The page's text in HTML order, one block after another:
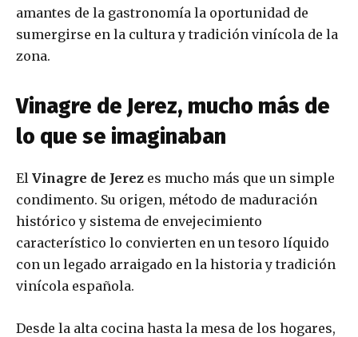
amantes de la gastronomía la oportunidad de
sumergirse en la cultura y tradición vinícola de la
zona.
Vinagre de Jerez, mucho más de
lo que se imaginaban
El Vinagre de Jerez es mucho más que un simple
condimento. Su origen, método de maduración
histórico y sistema de envejecimiento
característico lo convierten en un tesoro líquido
con un legado arraigado en la historia y tradición
vinícola española.
Desde la alta cocina hasta la mesa de los hogares,